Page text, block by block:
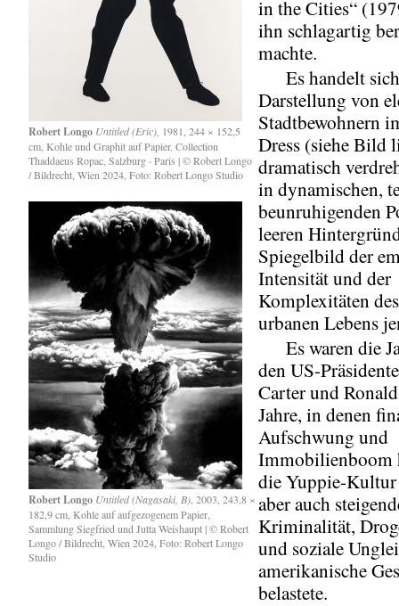
Robert Longo Untitled (Eric), 1981, 244 × 152,5
cm, Kohle und Graphit auf Papier. Collection
Thaddaeus Ropac, Salzburg · Paris | © Robert Longo
/ Bildrecht, Wien 2024, Foto: Robert Longo Studio
Robert Longo Untitled (Nagasaki, B) , 2003, 243,8 ×
182,9 cm, Kohle auf aufgezogenem Papier,
Sammlung Siegfried und Jutta Weishaupt | © Robert
Longo / Bildrecht, Wien 2024, Foto: Robert Longo
Studio
in the Cities“
ihn schlagartig
machte.
Es handelt
Darstellung von
Stadtbewohnern
Dress (siehe Bild
dramatisch
in dynamischen,
beunruhigenden
leeren
Spiegelbild der
Intensität und der
Komplexitäten
urbanen Lebens
Es waren die
den US-
Carter und
Jahre, in denen
Aufschwung und
Immobilienboom
die Yuppie-Kultur
aber auch
Kriminalität,
und soziale
amerikanische
belastete.